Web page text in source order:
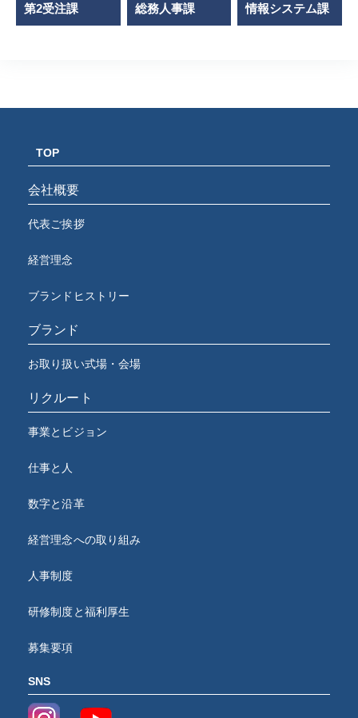
第2受注課
総務人事課
情報システム課
TOP
会社概要
代表ご挨拶
経営理念
ブランドヒストリー
ブランド
お取り扱い式場・会場
リクルート
事業とビジョン
仕事と人
数字と沿革
経営理念への取り組み
人事制度
研修制度と福利厚生
募集要項
SNS